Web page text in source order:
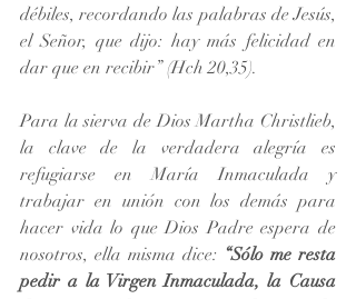
débiles, recordando las palabras de Jesús,
el Señor, que dijo: hay más felicidad en
dar que en recibir” (Hch 20,35).
Para la sierva de Dios Martha Christlieb,
la clave de la verdadera alegría es
refugiarse en María Inmaculada y
trabajar en unión con los demás para
hacer vida lo que Dios Padre espera de
nosotros, ella misma dice: “Sólo me resta
pedir a la Virgen Inmaculada, la Causa